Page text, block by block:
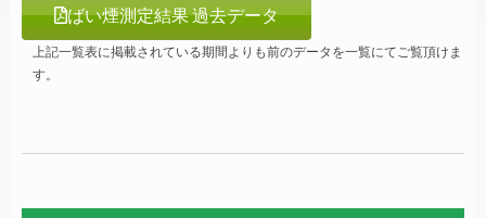
ばい煙測定結果 過去データ
上記一覧表に掲載されている期間よりも前のデータを一覧にてご覧頂けま
す。